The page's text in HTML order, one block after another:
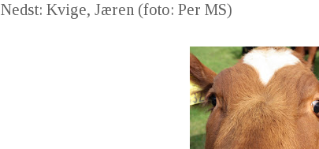
Nedst: Kvige, Jæren (foto: Per MS)